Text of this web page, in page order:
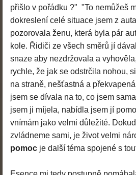
přišlo v pořádku ?" "To nemůžeš
dokreslení celé situace jsem z
pozorovala ženu, která byla pár
kole. Řidiči ze všech směrů jí
snaze aby nezdržovala a
rychle, že jak se odstrčila nohou,
na straně, nešťastná a
jsem se dívala na to, co jsem
jsem ji míjela, nabídla jsem jí
vnímám jako velmi důležité.
zvládneme sami, je život velmi
pomoc je další téma spojené s